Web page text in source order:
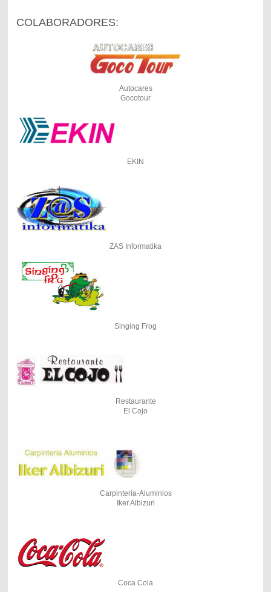
COLABORADORES:
Autocares
Gocotour
EKIN
ZAS Informatika
Singing Frog
Restaurante
El Cojo
Carpintería-Aluminios
Iker Albizuri
Coca Cola